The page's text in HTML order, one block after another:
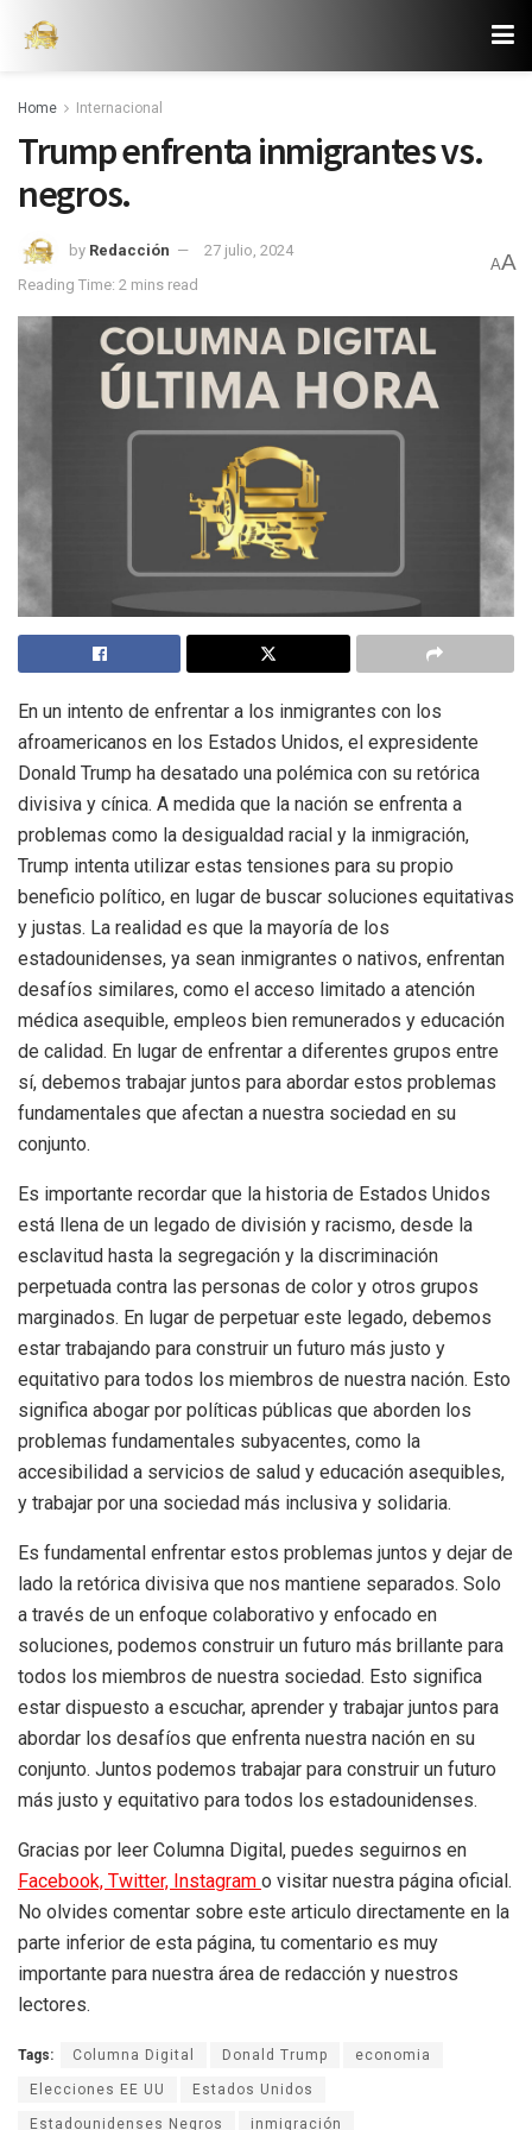
Home Internacional
Trump enfrenta inmigrantes vs.
negros.
by Redacción
27 julio, 2024
Reading Time: 2 mins read
AA
En un intento de enfrentar a los inmigrantes con los
afroamericanos en los Estados Unidos, el expresidente
Donald Trump ha desatado una polémica con su retórica
divisiva y cínica. A medida que la nación se enfrenta a
problemas como la desigualdad racial y la inmigración,
Trump intenta utilizar estas tensiones para su propio
beneficio político, en lugar de buscar soluciones equitativas
y justas. La realidad es que la mayoría de los
estadounidenses, ya sean inmigrantes o nativos, enfrentan
desafíos similares, como el acceso limitado a atención
médica asequible, empleos bien remunerados y educación
de calidad. En lugar de enfrentar a diferentes grupos entre
sí, debemos trabajar juntos para abordar estos problemas
fundamentales que afectan a nuestra sociedad en su
conjunto.
Es importante recordar que la historia de Estados Unidos
está llena de un legado de división y racismo, desde la
esclavitud hasta la segregación y la discriminación
perpetuada contra las personas de color y otros grupos
marginados. En lugar de perpetuar este legado, debemos
estar trabajando para construir un futuro más justo y
equitativo para todos los miembros de nuestra nación. Esto
significa abogar por políticas públicas que aborden los
problemas fundamentales subyacentes, como la
accesibilidad a servicios de salud y educación asequibles,
y trabajar por una sociedad más inclusiva y solidaria.
Es fundamental enfrentar estos problemas juntos y dejar de
lado la retórica divisiva que nos mantiene separados. Solo
a través de un enfoque colaborativo y enfocado en
soluciones, podemos construir un futuro más brillante para
todos los miembros de nuestra sociedad. Esto significa
estar dispuesto a escuchar, aprender y trabajar juntos para
abordar los desafíos que enfrenta nuestra nación en su
conjunto. Juntos podemos trabajar para construir un futuro
más justo y equitativo para todos los estadounidenses.
Gracias por leer Columna Digital, puedes seguirnos en
Facebook, Twitter, Instagram o visitar nuestra página oficial.
No olvides comentar sobre este articulo directamente en la
parte inferior de esta página, tu comentario es muy
importante para nuestra área de redacción y nuestros
lectores.
Tags: Columna Digital Donald Trump economia
Elecciones EE UU Estados Unidos
Estadounidenses Negros inmigración